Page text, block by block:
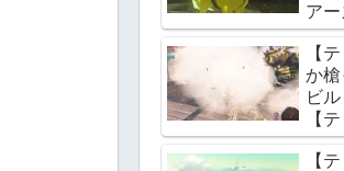
アー
【
か槍
ビ
【
ダム
【